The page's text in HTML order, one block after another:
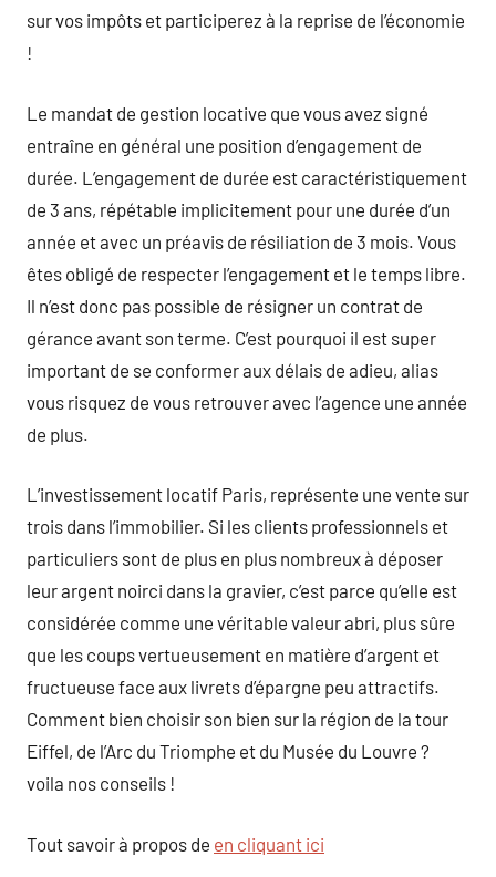
sur vos impôts et participerez à la reprise de l’économie
!
Le mandat de gestion locative que vous avez signé
entraîne en général une position d’engagement de
durée. L’engagement de durée est caractéristiquement
de 3 ans, répétable implicitement pour une durée d’un
année et avec un préavis de résiliation de 3 mois. Vous
êtes obligé de respecter l’engagement et le temps libre.
Il n’est donc pas possible de résigner un contrat de
gérance avant son terme. C’est pourquoi il est super
important de se conformer aux délais de adieu, alias
vous risquez de vous retrouver avec l’agence une année
de plus.
L’investissement locatif Paris, représente une vente sur
trois dans l’immobilier. Si les clients professionnels et
particuliers sont de plus en plus nombreux à déposer
leur argent noirci dans la gravier, c’est parce qu’elle est
considérée comme une véritable valeur abri, plus sûre
que les coups vertueusement en matière d’argent et
fructueuse face aux livrets d’épargne peu attractifs.
Comment bien choisir son bien sur la région de la tour
Eiffel, de l’Arc du Triomphe et du Musée du Louvre ?
voila nos conseils !
Tout savoir à propos de en cliquant ici